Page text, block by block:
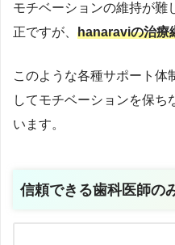
モチベーションの維持が難
正ですが、 hanaraviの治療
このような各種サポート体
してモチベーションを保ち
います。
信頼できる歯科医師の